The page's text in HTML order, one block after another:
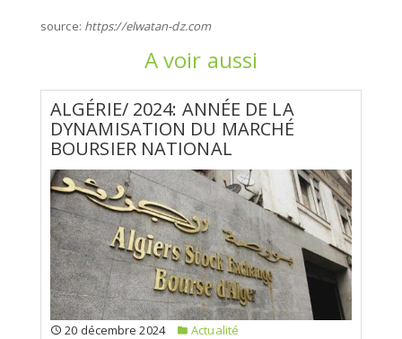
source: https://elwatan-dz.com
A voir aussi
ALGÉRIE/ 2024: ANNÉE DE LA
DYNAMISATION DU MARCHÉ
BOURSIER NATIONAL
20 décembre 2024
Actualité